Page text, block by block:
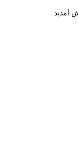
آمدید.